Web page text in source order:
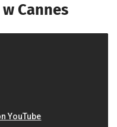
Cannes